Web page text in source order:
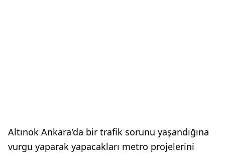
Altınok Ankara'da bir trafik sorunu yaşandığına
vurgu yaparak yapacakları metro projelerini